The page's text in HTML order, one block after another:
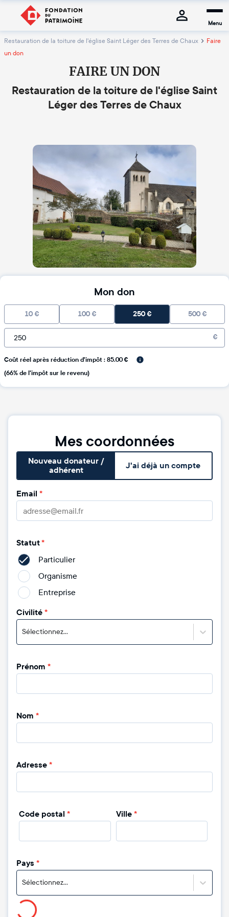
Menu
Restauration de la toiture de l'église Saint Léger des Terres de Chaux
Faire
un don
FAIRE UN DON
Restauration de la toiture de l'église Saint
Léger des Terres de Chaux
Mon don
10 € 100 € 250€ 500 €
€
Coût réel après réduction d'impôt : 85.00 €
(66% de l'impôt sur le revenu)
Mes coordonnées
Nouveau donateur /
adhérent
J'ai déjà un compte
Email *
Statut*
Particulier
Organisme
Entreprise
Civilité*
Sélectionnez...
Prénom *
Nom *
Adresse*
Code postal * Ville *
Pays *
Sélectionnez...